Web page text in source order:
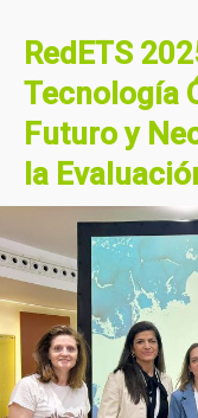
RedETS
Tecnología
Futuro y
la